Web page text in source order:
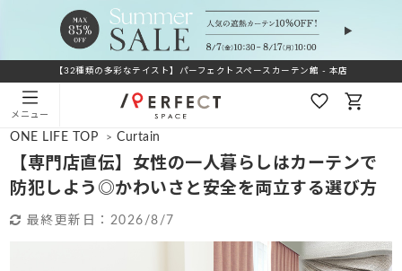
【32種類の多彩なテイスト】パーフェクトスペースカーテン館 - 本店
メニュー
ONE LIFE TOP > Curtain
【専門店直伝】女性の一人暮らしはカーテンで
防犯しよう◎かわいさと安全を両立する選び方
最終更新日： 2026/8/7